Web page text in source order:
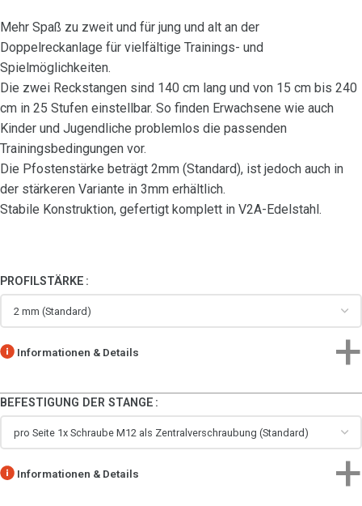
Mehr Spaß zu zweit und für jung und alt an der
Doppelreckanlage für vielfältige Trainings- und
Spielmöglichkeiten.
Die zwei Reckstangen sind 140 cm lang und von 15 cm bis 240
cm in 25 Stufen einstellbar. So finden Erwachsene wie auch
Kinder und Jugendliche problemlos die passenden
Trainingsbedingungen vor.
Die Pfostenstärke beträgt 2mm (Standard), ist jedoch auch in
der stärkeren Variante in 3mm erhältlich.
Stabile Konstruktion, gefertigt komplett in V2A-Edelstahl.
PROFILSTÄRKE
Informationen & Details
BEFESTIGUNG DER STANGE
Informationen & Details